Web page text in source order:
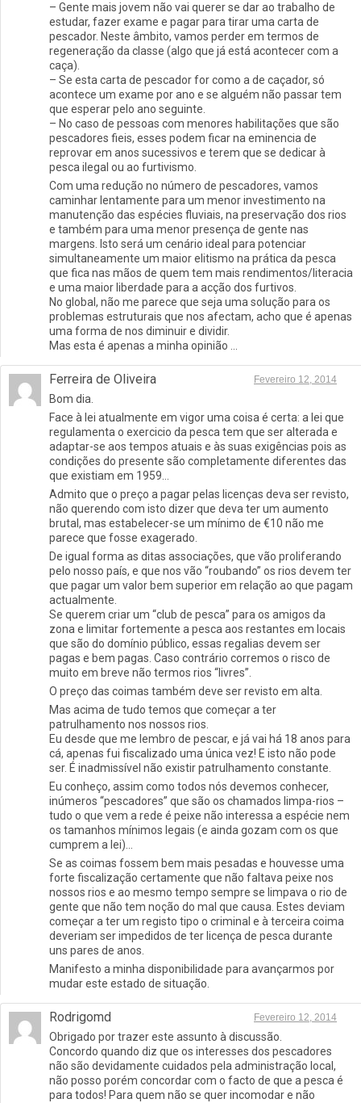
– Gente mais jovem não vai querer se dar ao trabalho de
estudar, fazer exame e pagar para tirar uma carta de
pescador. Neste âmbito, vamos perder em termos de
regeneração da classe (algo que já está acontecer com a
caça).
– Se esta carta de pescador for como a de caçador, só
acontece um exame por ano e se alguém não passar tem
que esperar pelo ano seguinte.
– No caso de pessoas com menores habilitações que são
pescadores fieis, esses podem ficar na eminencia de
reprovar em anos sucessivos e terem que se dedicar à
pesca ilegal ou ao furtivismo.
Com uma redução no número de pescadores, vamos
caminhar lentamente para um menor investimento na
manutenção das espécies fluviais, na preservação dos rios
e também para uma menor presença de gente nas
margens. Isto será um cenário ideal para potenciar
simultaneamente um maior elitismo na prática da pesca
que fica nas mãos de quem tem mais rendimentos/literacia
e uma maior liberdade para a acção dos furtivos.
No global, não me parece que seja uma solução para os
problemas estruturais que nos afectam, acho que é apenas
uma forma de nos diminuir e dividir.
Mas esta é apenas a minha opinião …
Ferreira de Oliveira Fevereiro 12, 2014
Bom dia.
Face à lei atualmente em vigor uma coisa é certa: a lei que
regulamenta o exercicio da pesca tem que ser alterada e
adaptar-se aos tempos atuais e às suas exigências pois as
condições do presente são completamente diferentes das
que existiam em 1959…
Admito que o preço a pagar pelas licenças deva ser revisto,
não querendo com isto dizer que deva ter um aumento
brutal, mas estabelecer-se um mínimo de €10 não me
parece que fosse exagerado.
De igual forma as ditas associações, que vão proliferando
pelo nosso país, e que nos vão “roubando” os rios devem ter
que pagar um valor bem superior em relação ao que pagam
actualmente.
Se querem criar um “club de pesca” para os amigos da
zona e limitar fortemente a pesca aos restantes em locais
que são do domínio público, essas regalias devem ser
pagas e bem pagas. Caso contrário corremos o risco de
muito em breve não termos rios “livres”.
O preço das coimas também deve ser revisto em alta.
Mas acima de tudo temos que começar a ter
patrulhamento nos nossos rios.
Eu desde que me lembro de pescar, e já vai há 18 anos para
cá, apenas fui fiscalizado uma única vez! E isto não pode
ser. É inadmissível não existir patrulhamento constante.
Eu conheço, assim como todos nós devemos conhecer,
inúmeros “pescadores” que são os chamados limpa-rios –
tudo o que vem a rede é peixe não interessa a espécie nem
os tamanhos mínimos legais (e ainda gozam com os que
cumprem a lei)…
Se as coimas fossem bem mais pesadas e houvesse uma
forte fiscalização certamente que não faltava peixe nos
nossos rios e ao mesmo tempo sempre se limpava o rio de
gente que não tem noção do mal que causa. Estes deviam
começar a ter um registo tipo o criminal e à terceira coima
deveriam ser impedidos de ter licença de pesca durante
uns pares de anos.
Manifesto a minha disponibilidade para avançarmos por
mudar este estado de situação.
Rodrigomd Fevereiro 12, 2014
Obrigado por trazer este assunto à discussão.
Concordo quando diz que os interesses dos pescadores
não são devidamente cuidados pela administração local,
não posso porém concordar com o facto de que a pesca é
para todos! Para quem não se quer incomodar e não